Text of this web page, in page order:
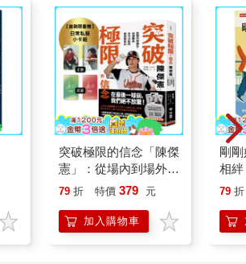
突破極限的信念「陳傑
憲」：從場內到場外，
台灣隊長全力以赴的堅
「日常私服小卡組」）
79 折 特價 379 元
加入購物車
剛
相
要
79 折